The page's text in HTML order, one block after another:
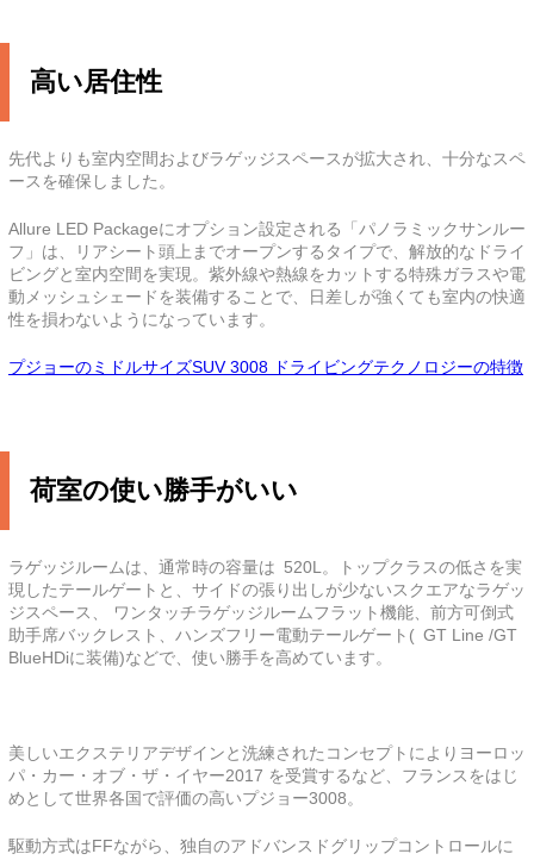
高い居住性
先代よりも室内空間およびラゲッジスペースが拡大され、十分なスペ
ースを確保しました。
Allure LED Packageにオプション設定される「パノラミックサンルー
フ」は、リアシート頭上までオープンするタイプで、解放的なドライ
ビングと室内空間を実現。紫外線や熱線をカットする特殊ガラスや電
動メッシュシェードを装備することで、日差しが強くても室内の快適
性を損わないようになっています。
プジョーのミドルサイズSUV 3008 ドライビングテクノロジーの特徴
荷室の使い勝手がいい
ラゲッジルームは、通常時の容量は 520L。トップクラスの低さを実
現したテールゲートと、サイドの張り出しが少ないスクエアなラゲッ
ジスペース、 ワンタッチラゲッジルームフラット機能、前方可倒式
助手席バックレスト、ハンズフリー電動テールゲート( GT Line /GT
BlueHDiに装備)などで、使い勝手を高めています。
美しいエクステリアデザインと洗練されたコンセプトによりヨーロッ
パ・カー・オブ・ザ・イヤー2017 を受賞するなど、フランスをはじ
めとして世界各国で評価の高いプジョー3008。
駆動方式はFFながら、独自のアドバンスドグリップコントロールに